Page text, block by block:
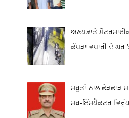
ਅਣਪਛਾਤੇ
ਕੱਪੜਾ ਵਪਾਰੀ ਦੇ ਘਰ
ਸਬੂਤਾਂ ਨਾਲ ਛੇੜਛਾੜ
ਸਬ-ਇੰਸਪੈਕਟਰ